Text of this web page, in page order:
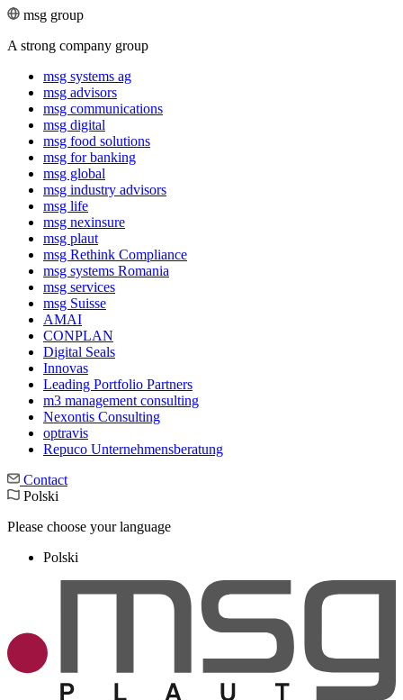
msg group
A strong company group
msg systems ag
msg advisors
msg commu­ni­ca­tions
msg digital
msg food solutions
msg for banking
msg global
msg industry advisors
msg life
msg nexinsure
msg plaut
msg Rethink Compli­ance
msg systems Romania
msg services
msg Suisse
AMAI
CONPLAN
Digital Seals
Innovas
Leading Port­folio Partners
m3 manage­ment consul­ting
Nexontis Consulting
optravis
Repuco Unternehmensberatung
Contact
Polski
Please choose your language
Polski